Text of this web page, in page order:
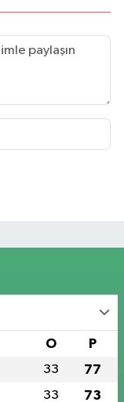
O P
33 77
33 73